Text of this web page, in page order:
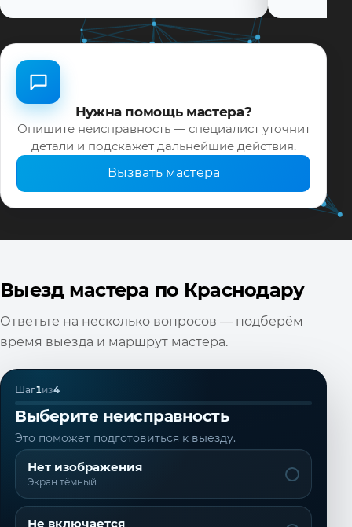
Нужна помощь мастера?
Опишите неисправность — специалист уточнит
детали и подскажет дальнейшие действия.
Вызвать мастера
Выезд мастера по Краснодару
Ответьте на несколько вопросов — подберём
время выезда и маршрут мастера.
Шаг1из4
Выберите неисправность
Это поможет подготовиться к выезду.
Нет изображения
Экран тёмный
Не включается